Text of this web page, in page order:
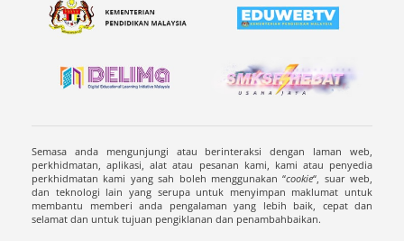
Semasa anda mengunjungi atau berinteraksi dengan laman web,
perkhidmatan, aplikasi, alat atau pesanan kami, kami atau penyedia
perkhidmatan kami yang sah boleh menggunakan “cookie“, suar web,
dan teknologi lain yang serupa untuk menyimpan maklumat untuk
membantu memberi anda pengalaman yang lebih baik, cepat dan
selamat dan untuk tujuan pengiklanan dan penambahbaikan.